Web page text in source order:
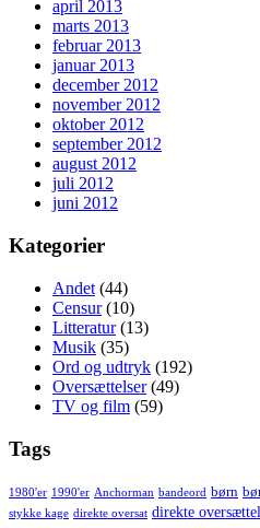
april 2013
marts 2013
februar 2013
januar 2013
december 2012
november 2012
oktober 2012
september 2012
august 2012
juli 2012
juni 2012
Kategorier
Andet (44)
Censur(10)
Litteratur(13)
Musik (35)
Ord og udtryk (192)
Oversættelser(49)
TV og film (59)
Tags
1980'er 1990'er Anchorman bandeord børn
stykke kage direkte oversat direkte